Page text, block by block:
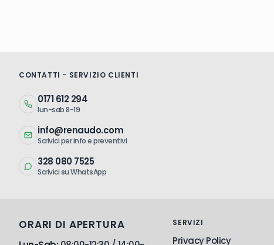
CONTATTI - SERVIZIO CLIENTI
0171 612 294
lun-sab 8-19
info@renaudo.com
Scrivici per info e preventivi
328 080 7525
Scrivici su WhatsApp
ORARI DI APERTURA SERVIZI
Privacy Policy